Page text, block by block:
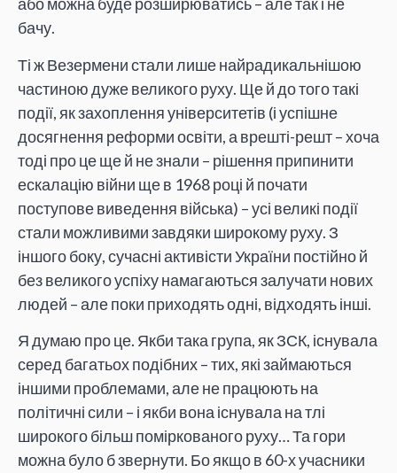
бачу.
Ті ж Везермени стали лише найрадикальнішою
частиною дуже великого руху. Ще й до того такі
події, як захоплення університетів (і успішне
досягнення реформи освіти, а врешті-решт – хоча
тоді про це ще й не знали – рішення припинити
ескалацію війни ще в 1968 році й почати
поступове виведення війська) – усі великі події
стали можливими завдяки широкому руху. З
іншого боку, сучасні активісти України постійно й
без великого успіху намагаються залучати нових
людей – але поки приходять одні, відходять інші.
Я думаю про це. Якби така група, як ЗСК, існувала
серед багатьох подібних – тих, які займаються
іншими проблемами, але не працюють на
політичні сили – і якби вона існувала на тлі
широкого більш поміркованого руху… Та гори
можна було б звернути. Бо якщо в 60-х учасники